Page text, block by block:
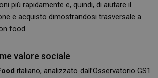
più rapidamente e, quindi, di aiutare il
e acquisto dimostrandosi trasversale a
food.
valore sociale
italiano, analizzato dall’Osservatorio GS1